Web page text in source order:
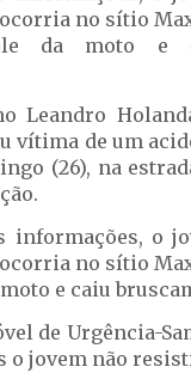
no sítio
da moto e
Leandro
vítima de um
(26), na
informações, o
no sítio
e caiu
de Urgência-
jovem não